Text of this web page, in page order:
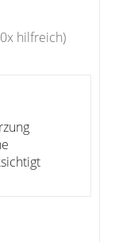
hilfreich)